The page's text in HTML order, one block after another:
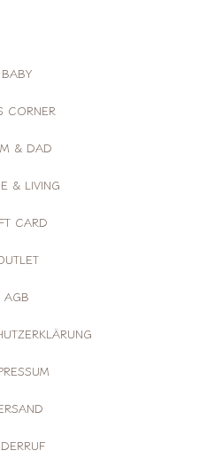
BABY
CORNER
& DAD
& LIVING
CARD
AGB